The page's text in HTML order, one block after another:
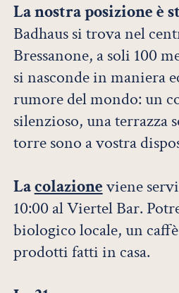
La nostra posizione è
Badhaus si trova nel
Bressanone, a soli 100
si nasconde in maniera
rumore del mondo: un
silenzioso, una terrazza
torre sono a vostra
Lacolazione viene
10:00 al Viertel Bar.
biologico locale, un
prodotti fatti in casa.